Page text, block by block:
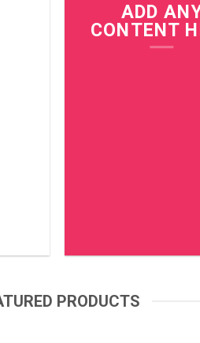
ADD
CONTENT
PRODUCTS